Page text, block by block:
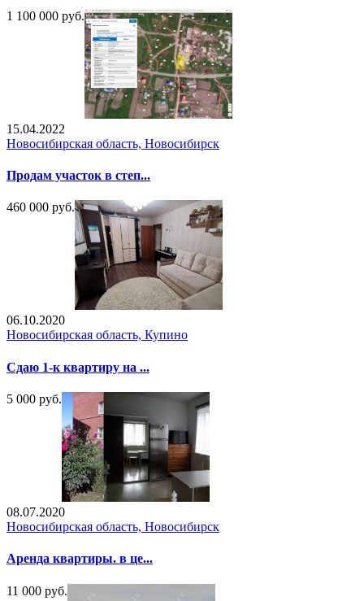
1 100 000 руб.
15.04.2022
Новосибирская область, Новосибирск
Продам участок в степ...
460 000 руб.
06.10.2020
Новосибирская область, Купино
Сдаю 1-к квартиру на ...
5 000 руб.
08.07.2020
Новосибирская область, Новосибирск
Аренда квартиры. в це...
11 000 руб.